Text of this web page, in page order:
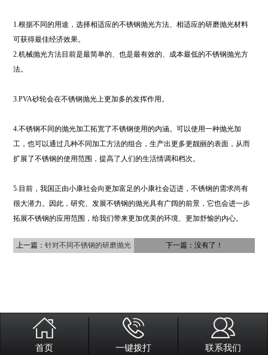
1.根据不同的用途，选择相适应的不锈钢抛光方法、相适应的研磨抛光材料
可获得最佳经济效果。
2.机械抛光方法目前是最简单的、也是最有效的、成本最低的不锈钢抛光方
法。
3.PVA砂轮会在不锈钢抛光上更加多的发挥作用。
4.不锈钢不同的抛光加工拓宽了不锈钢使用的内涵。可以使用一种抛光加
工，也可以通过几种不同加工方法的组合，生产出更多更靓丽的表面，从而
扩展了不锈钢的使用范围，提高了人们的生活情调和档次。
5.目前，我国正由小康社会向更加富足的小康社会迈进，不锈钢的需求尚有
很大潜力。因此，研究、发展不锈钢的抛光具有广阔的前景，它也会进一步
拓展不锈钢的应用范围，给我们带来更加优美的环境、更加舒愉的内心。
上一篇：针对不同不锈钢的研磨抛光 下一篇：没有了！
首页 一键拨打 联系我们